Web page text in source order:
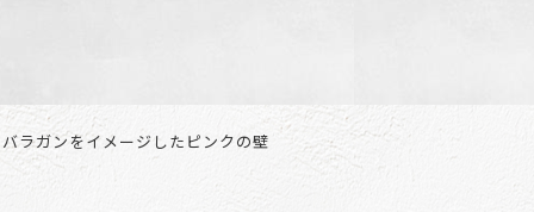
ラガンをイメージしたピンクの壁